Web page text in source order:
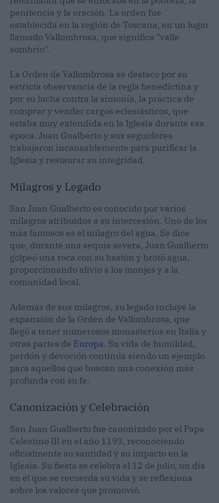
penitencia y la oración. La orden fue
establecida en la región de Toscana, en un lugar
llamado Vallombrosa, que significa "valle
sombrío".
La Orden de Vallombrosa se destacó por su
estricta observancia de la regla benedictina y
por su lucha contra la simonía, la práctica de
comprar y vender cargos eclesiásticos, que
estaba muy extendida en la Iglesia durante esa
época. Juan Gualberto y sus seguidores
trabajaron incansablemente para purificar la
Iglesia y restaurar su integridad.
Milagros y Legado
San Juan Gualberto es conocido por varios
milagros atribuidos a su intercesión. Uno de los
más famosos es el milagro del agua. Se dice
que, durante una sequía severa, Juan Gualberto
golpeó una roca con su bastón y brotó agua,
proporcionando alivio a los monjes y a la
comunidad local.
Además de sus milagros, su legado incluye la
expansión de la Orden de Vallombrosa, que
llegó a tener numerosos monasterios en Italia y
otras partes de Europa. Su vida de humildad,
perdón y devoción continúa siendo un ejemplo
para aquellos que buscan una conexión más
profunda con su fe.
Canonización y Celebración
San Juan Gualberto fue canonizado por el Papa
Celestino III en el año 1193, reconociendo
oficialmente su santidad y su impacto en la
Iglesia. Su fiesta se celebra el 12 de julio, un día
en el que se recuerda su vida y se reflexiona
sobre los valores que promovió.